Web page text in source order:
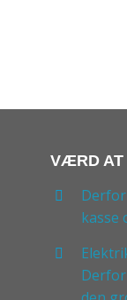
VÆRD AT
kasse